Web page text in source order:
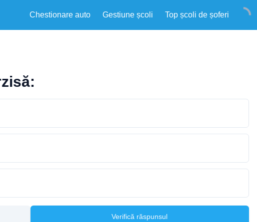
Chestionare auto Gestiune școli Top școli de șoferi
Verifică răspunsul